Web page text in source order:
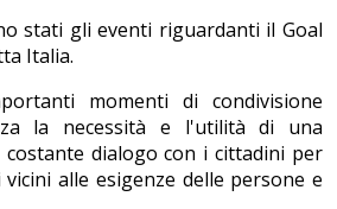
stati gli eventi riguardanti il Goal
Italia.
momenti di condivisione
la necessità e l'utilità di una
dialogo con i cittadini per
alle esigenze delle persone e